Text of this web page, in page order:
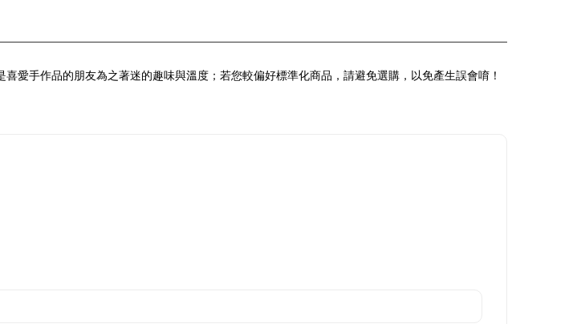
愛手作品的朋友為之著迷的趣味與溫度；若您較偏好標準化商品，請避免選購，以免產生誤會唷！